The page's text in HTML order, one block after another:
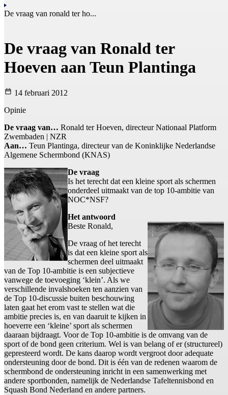
De vraag van ronald ter ho...
De vraag van Ronald ter
Hoeven aan Teun Plantinga
14 februari 2012
Opinie
De vraag van… Ronald ter Hoeven, directeur Nationaal Platform
Zwembaden | NZR
Aan… Teun Plantinga, directeur van de Koninklijke Nederlandse
Algemene Schermbond (KNAS)
De vraag
Is het terecht dat een kleine sport als schermen
onderdeel uitmaakt van de top 10-ambitie van
NOC*NSF?
Het antwoord
Beste Ronald,
De vraag of het terecht
is dat een kleine sport als
schermen deel uitmaakt
van de Top 10-ambitie is een subjectieve
vanwege de toevoeging ‘klein’. Als we
verschillende invalshoeken ten aanzien van
de Top 10-discussie buiten beschouwing
laten gaat het erom vast te stellen wat die
ambitie precies is, en van daaruit te kijken in
hoeverre een ‘kleine’ sport als schermen
daaraan bijdraagt. Voor de Top 10-ambitie is de omvang van de
sport of de bond geen criterium. Wel is van belang of er (structureel)
gepresteerd wordt. De kans daarop wordt vergroot door adequate
ondersteuning door de bond. Dit is één van de redenen waarom de
schermbond de ondersteuning inricht in een samenwerking met
andere sportbonden, namelijk de Nederlandse Tafeltennisbond en
Squash Bond Nederland en andere partners.